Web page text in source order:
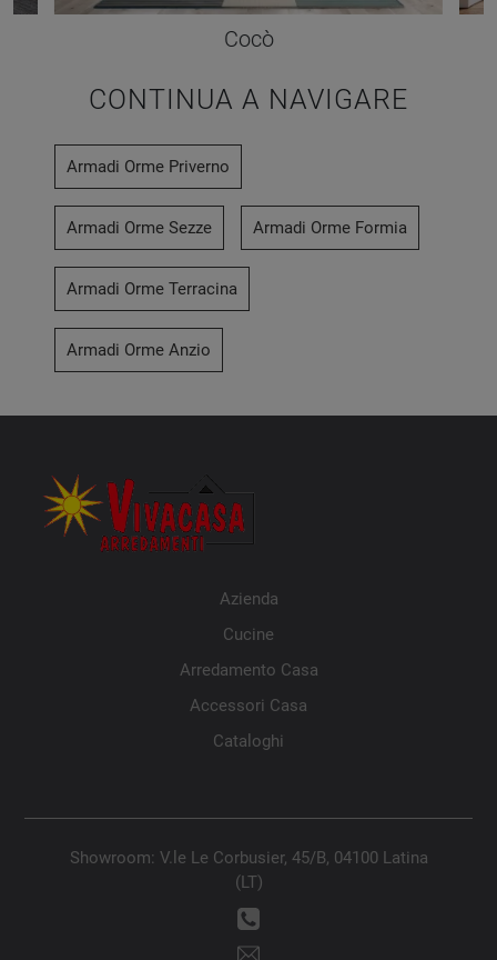
Cocò
CONTINUA A NAVIGARE
Armadi Orme Priverno
Armadi Orme Sezze Armadi Orme Formia
Armadi Orme Terracina
Armadi Orme Anzio
Azienda
Cucine
Arredamento Casa
Accessori Casa
Cataloghi
Showroom: V.le Le Corbusier, 45/B, 04100 Latina
(LT)